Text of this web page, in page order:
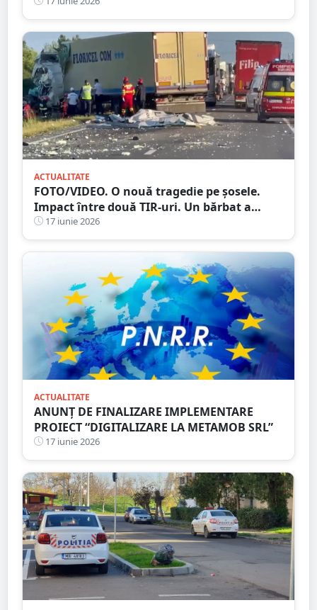
ACTUALITATE
FOTO/VIDEO. O nouă tragedie pe șosele.
Impact între două TIR-uri. Un bărbat a
murit, alte două persoane au ajuns la spital
17 iunie 2026
ACTUALITATE
ANUNȚ DE FINALIZARE IMPLEMENTARE
PROIECT “DIGITALIZARE LA METAMOB SRL”
17 iunie 2026